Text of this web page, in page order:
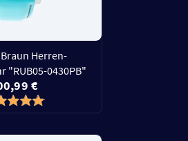
Herren-
"RUB05-0430PB"
€